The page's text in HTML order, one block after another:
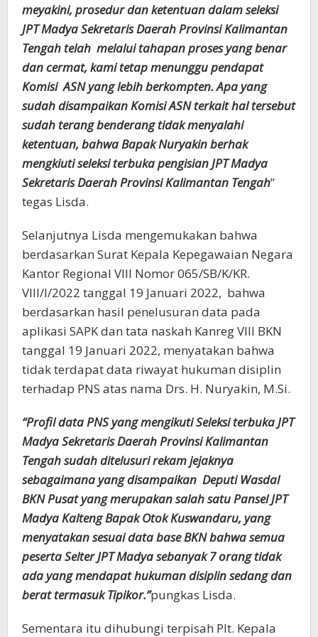
meyakini, prosedur dan ketentuan dalam seleksi
JPT Madya Sekretaris Daerah Provinsi Kalimantan
Tengah telah melalui tahapan proses yang benar
dan cermat, kami tetap menunggu pendapat
Komisi ASN yang lebih berkompten. Apa yang
sudah disampaikan Komisi ASN terkait hal tersebut
sudah terang benderang tidak menyalahi
ketentuan, bahwa Bapak Nuryakin berhak
mengkiuti seleksi terbuka pengisian JPT Madya
Sekretaris Daerah Provinsi Kalimantan Tengah”
tegas Lisda.
Selanjutnya Lisda mengemukakan bahwa
berdasarkan Surat Kepala Kepegawaian Negara
Kantor Regional VIII Nomor 065/SB/K/KR.
VIII/I/2022 tanggal 19 Januari 2022, bahwa
berdasarkan hasil penelusuran data pada
aplikasi SAPK dan tata naskah Kanreg VIII BKN
tanggal 19 Januari 2022, menyatakan bahwa
tidak terdapat data riwayat hukuman disiplin
terhadap PNS atas nama Drs. H. Nuryakin, M.Si.
“Profil data PNS yang mengikuti Seleksi terbuka JPT
Madya Sekretaris Daerah Provinsi Kalimantan
Tengah sudah ditelusuri rekam jejaknya
sebagaimana yang disampaikan Deputi Wasdal
BKN Pusat yang merupakan salah satu Pansel JPT
Madya Kalteng Bapak Otok Kuswandaru, yang
menyatakan sesuai data base BKN bahwa semua
peserta Selter JPT Madya sebanyak 7 orang tidak
ada yang mendapat hukuman disiplin sedang dan
berat termasuk Tipikor.”pungkas Lisda.
Sementara itu dihubungi terpisah Plt. Kepala